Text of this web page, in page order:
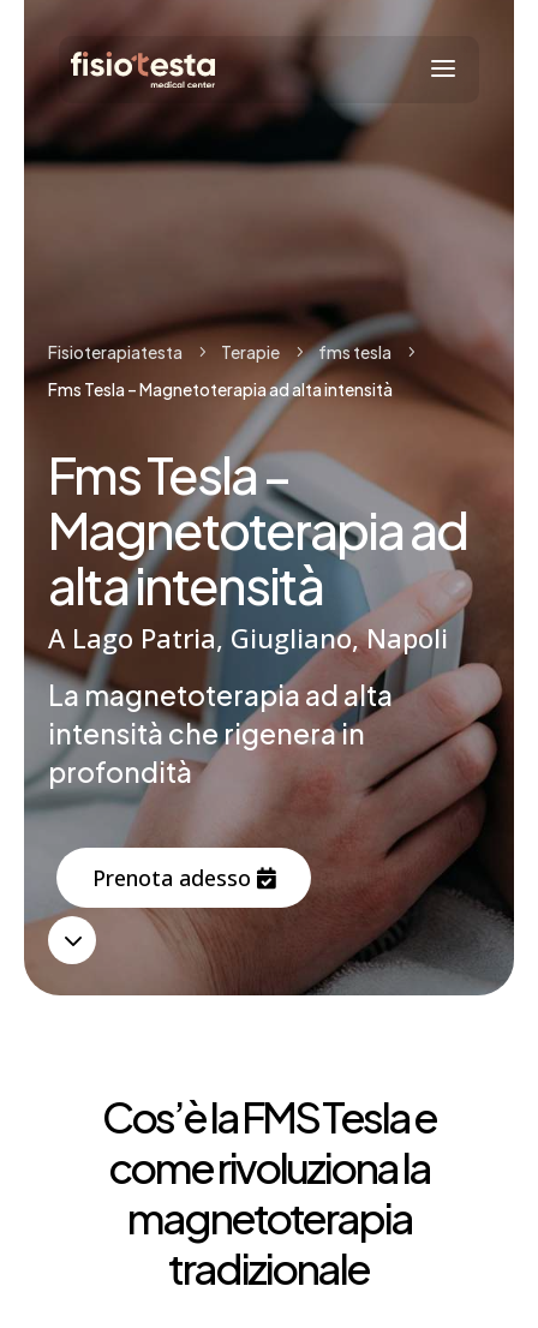
Prenota ora
Prenota ora
Fisioterapiatesta 5 Terapie 5 fms tesla 5
Fms Tesla – Magnetoterapia ad alta intensità
Fms Tesla –
Magnetoterapia ad
alta intensità
A Lago Patria, Giugliano, Napoli
La magnetoterapia ad alta
intensità che rigenera in
profondità
Prenota adesso
3
Cos’è la FMS Tesla e
come rivoluziona la
magnetoterapia
tradizionale